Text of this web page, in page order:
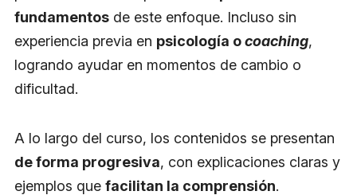
fundamentos de este enfoque. Incluso sin
experiencia previa en psicología ocoaching,
logrando ayudar en momentos de cambio o
dificultad.
A lo largo del curso, los contenidos se presentan
de forma progresiva, con explicaciones claras y
ejemplos que facilitan la comprensión.